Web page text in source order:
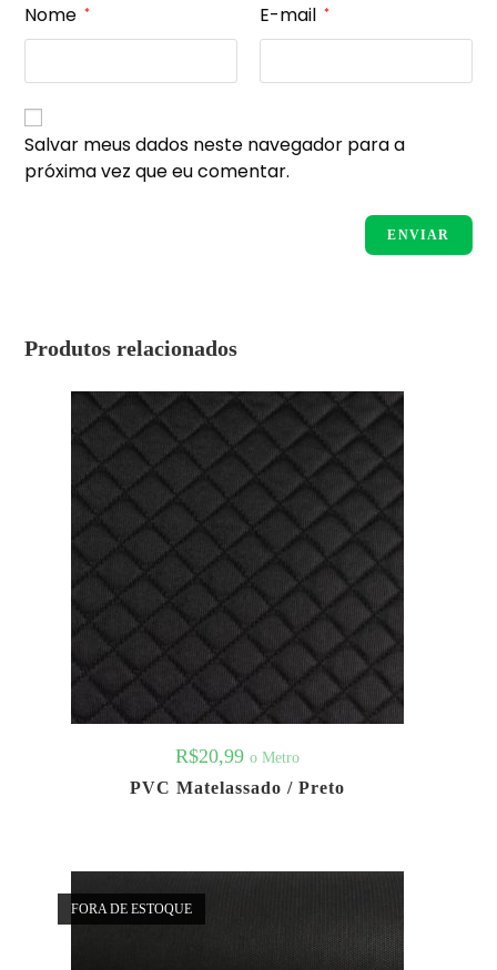
Nome * E-mail *
Salvar meus dados neste navegador para a
próxima vez que eu comentar.
Produtos relacionados
R$20,99 o Metro
PVC Matelassado / Preto
FORA DE ESTOQUE